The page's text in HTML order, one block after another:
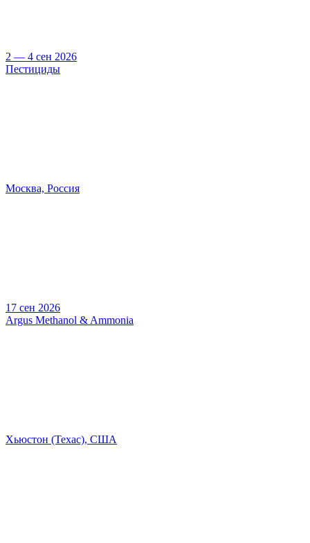
2 — 4 сен 2026
Пестициды
Москва, Россия
17 сен 2026
Argus Methanol & Ammonia
Хьюстон (Техас), США